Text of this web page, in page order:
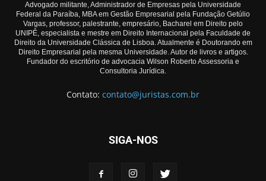
Advogado militante, Administrador de Empresas pela Universidade
Federal da Paraíba, MBA em Gestão Empresarial pela Fundação Getúlio
Vargas, professor, palestrante, empresário, Bacharel em Direito pelo
UNIPÊ, especialista e mestre em Direito Internacional pela Faculdade de
Direito da Universidade Clássica de Lisboa. Atualmente é Doutorando em
Direito Empresarial pela mesma Universidade. Autor de livros e artigos.
Fundador do escritório de advocacia Wilson Roberto Assessoria e
Consultoria Jurídica.
Contato: contato@juristas.com.br
SIGA-NOS